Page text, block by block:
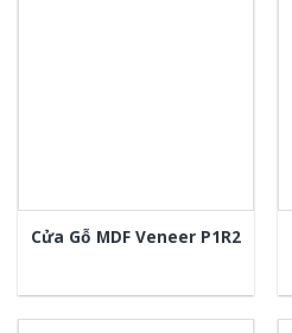
Cửa Gỗ MDF Veneer P1R2